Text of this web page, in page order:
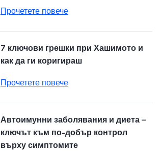
Прочетете повече
7 ключови грешки при Хашимото и
как да ги коригираш
Прочетете повече
Автоимунни заболявания и диета –
ключът към по-добър контрол
върху симптомите